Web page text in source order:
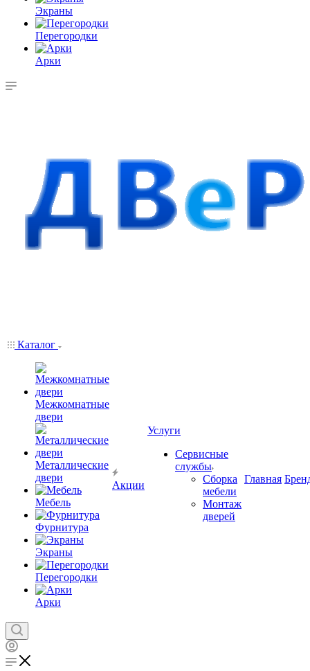
Экраны
Перегородки
Арки
Каталог
Межкомнатные
двери
Металлические
двери
Мебель
Фурнитура
Экраны
Перегородки
Арки
Акции
Услуги
Сервисные
службы
Сборка
мебели
Монтаж
дверей
Главная